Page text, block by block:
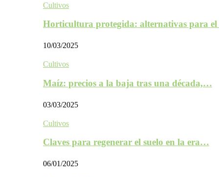
Cultivos
Horticultura protegida: alternativas para
10/03/2025
Cultivos
Maíz: precios a la baja tras una década,…
03/03/2025
Cultivos
Claves para regenerar el suelo en la era…
06/01/2025